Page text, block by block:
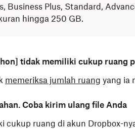
Business Plus, Standard,
hingga 250 GB.
tidak memiliki cukup ruang
memeriksa jumlah ruang yang ia
Coba kirim ulang file Anda
cukup ruang di akun Dropbox-